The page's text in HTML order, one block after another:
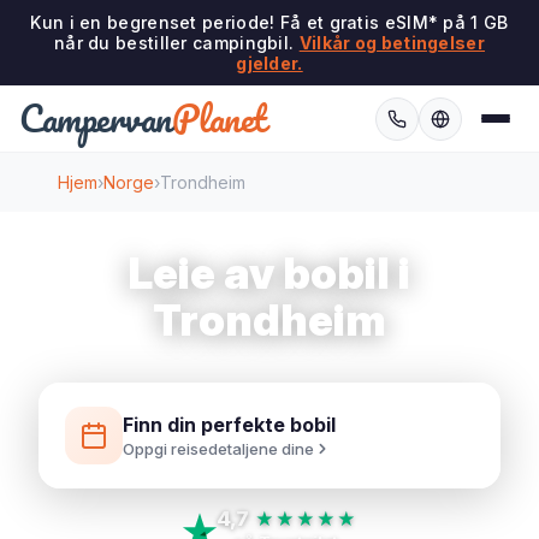
Kun i en begrenset periode! Få et gratis eSIM* på 1 GB
når du bestiller campingbil. Vilkår og betingelser
gjelder.
CampervanPlanet
Hjem›Norge›Trondheim
Leie av bobil i
Trondheim
Finn din perfekte bobil
Oppgi reisedetaljene dine
4,7 ★★★★★